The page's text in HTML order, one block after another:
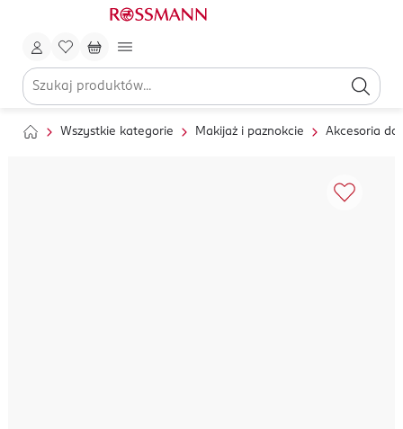
Wszystkie kategorie Makijaż i paznokcie Akcesoria do